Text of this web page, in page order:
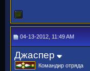
04-13-2012, 11:49 AM
Джаспер
Командир отряда